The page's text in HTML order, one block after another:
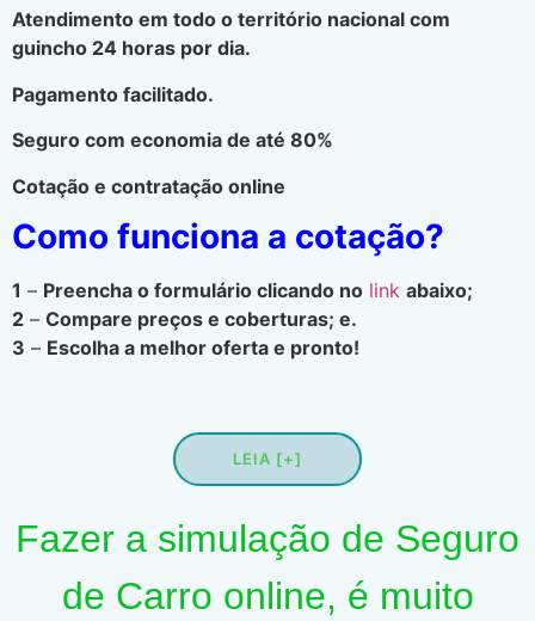
Atendimento em todo o território nacional com
guincho 24 horas por dia.
Pagamento facilitado.
Seguro com economia de até 80%
Cotação e contratação online
Como funciona a cotação?
1 – Preencha o formulário clicando no link abaixo;
2 – Compare preços e coberturas; e.
3 – Escolha a melhor oferta e pronto!
LEIA [+]
Fazer a simulação de Seguro
de Carro online, é muito